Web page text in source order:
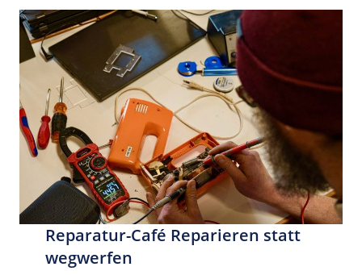
Reparatur-Café Reparieren statt
wegwerfen